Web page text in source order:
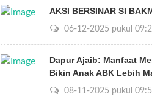
AKSI BERSINAR SI
06-12-2025 pukul
Dapur Ajaib: Manfaat
Bikin Anak ABK Lebih
08-11-2025 pukul